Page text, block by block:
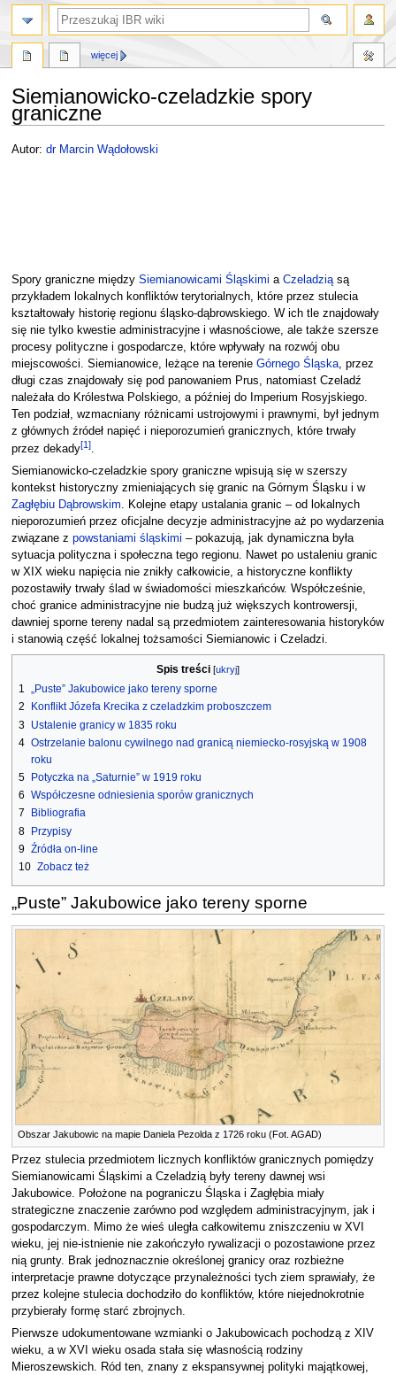
Siemianowicko-czeladzkie spory
graniczne
Przejdź
Przejdź
Autor: dr Marcin Wądołowski
Spory graniczne między Siemianowicami Śląskimi a Czeladziąsą
przykładem lokalnych konfliktów terytorialnych, które przez stulecia
kształtowały historię regionu śląsko-dąbrowskiego. W ich tle znajdowały
się nie tylko kwestie administracyjne i własnościowe, ale także szersze
procesy polityczne i gospodarcze, które wpływały na rozwój obu
miejscowości. Siemianowice, leżące na terenie Górnego Śląska, przez
długi czas znajdowały się pod panowaniem Prus, natomiast Czeladź
należała do Królestwa Polskiego, a później do Imperium Rosyjskiego.
Ten podział, wzmacniany różnicami ustrojowymi i prawnymi, był jednym
z głównych źródeł napięć i nieporozumień granicznych, które trwały
przez dekady[1].
Siemianowicko-czeladzkie spory graniczne wpisują się w szerszy
kontekst historyczny zmieniających się granic na Górnym Śląsku i w
Zagłębiu Dąbrowskim. Kolejne etapy ustalania granic – od lokalnych
nieporozumień przez oficjalne decyzje administracyjne aż po wydarzenia
związane z powstaniami śląskimi – pokazują, jak dynamiczna była
sytuacja polityczna i społeczna tego regionu. Nawet po ustaleniu granic
w XIX wieku napięcia nie znikły całkowicie, a historyczne konflikty
pozostawiły trwały ślad w świadomości mieszkańców. Współcześnie,
choć granice administracyjne nie budzą już większych kontrowersji,
dawniej sporne tereny nadal są przedmiotem zainteresowania historyków
i stanowią część lokalnej tożsamości Siemianowic i Czeladzi.
Spis treści
1 „Puste” Jakubowice jako tereny sporne
2
Konflikt Józefa Krecika z czeladzkim proboszczem
3 Ustalenie granicy w 1835 roku
4 Ostrzelanie balonu cywilnego nad granicą niemiecko-rosyjską w 1908
roku
5
Potyczka na „Saturnie” w 1919 roku
6 Współczesne odniesienia sporów granicznych
7
Bibliografia
8 Przypisy
9 Źródła on-line
10 Zobacz też
„Puste” Jakubowice jako tereny sporne
Obszar Jakubowic na mapie Daniela Pezolda z 1726 roku (Fot. AGAD)
Przez stulecia przedmiotem licznych konfliktów granicznych pomiędzy
Siemianowicami Śląskimi a Czeladzią były tereny dawnej wsi
Jakubowice. Położone na pograniczu Śląska i Zagłębia miały
strategiczne znaczenie zarówno pod względem administracyjnym, jak i
gospodarczym. Mimo że wieś uległa całkowitemu zniszczeniu w XVI
wieku, jej nie-istnienie nie zakończyło rywalizacji o pozostawione przez
nią grunty. Brak jednoznacznie określonej granicy oraz rozbieżne
interpretacje prawne dotyczące przynależności tych ziem sprawiały, że
przez kolejne stulecia dochodziło do konfliktów, które niejednokrotnie
przybierały formę starć zbrojnych.
Pierwsze udokumentowane wzmianki o Jakubowicach pochodzą z XIV
wieku, a w XVI wieku osada stała się własnością rodziny
Mieroszewskich. Ród ten, znany z ekspansywnej polityki majątkowej,
więcej
szukaj